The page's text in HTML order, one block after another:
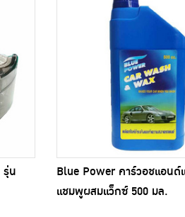
รุ่น
Blue Power คาร์วอชแอนด์
แชมพูผสมแว็กซ์ 500 มล.